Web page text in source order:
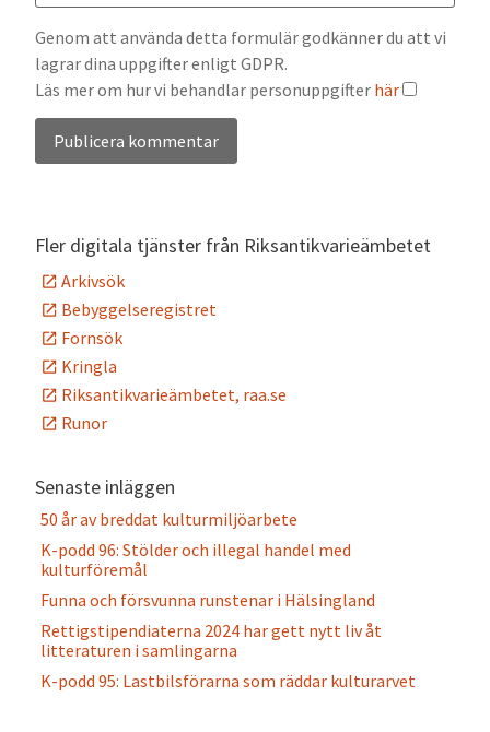
Genom att använda detta formulär godkänner du att vi
lagrar dina uppgifter enligt GDPR.
Läs mer om hur vi behandlar personuppgifter här
Fler digitala tjänster från Riksantikvarieämbetet
Arkivsök
Bebyggelseregistret
Fornsök
Kringla
Riksantikvarieämbetet, raa.se
Runor
Senaste inläggen
50 år av breddat kulturmiljöarbete
K-podd 96: Stölder och illegal handel med
kulturföremål
Funna och försvunna runstenar i Hälsingland
Rettigstipendiaterna 2024 har gett nytt liv åt
litteraturen i samlingarna
K-podd 95: Lastbilsförarna som räddar kulturarvet